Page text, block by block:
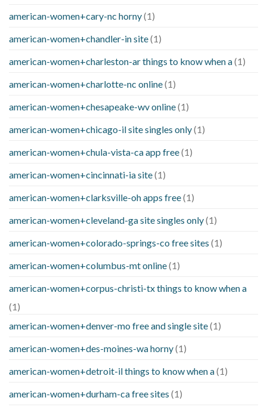
american-women+cary-nc horny(1)
american-women+chandler-in site(1)
american-women+charleston-ar things to know when a(1)
american-women+charlotte-nc online(1)
american-women+chesapeake-wv online(1)
american-women+chicago-il site singles only(1)
american-women+chula-vista-ca app free(1)
american-women+cincinnati-ia site(1)
american-women+clarksville-oh apps free(1)
american-women+cleveland-ga site singles only(1)
american-women+colorado-springs-co free sites (1)
american-women+columbus-mt online(1)
american-women+corpus-christi-tx things to know when a
(1)
american-women+denver-mo free and single site(1)
american-women+des-moines-wa horny(1)
american-women+detroit-il things to know when a(1)
american-women+durham-ca free sites (1)